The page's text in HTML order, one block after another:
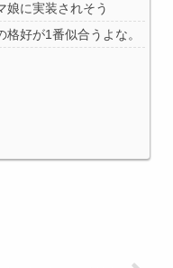
娘に実装されそう
格好が1番似合うよな。